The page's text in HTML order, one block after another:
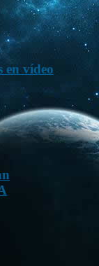
en vídeo